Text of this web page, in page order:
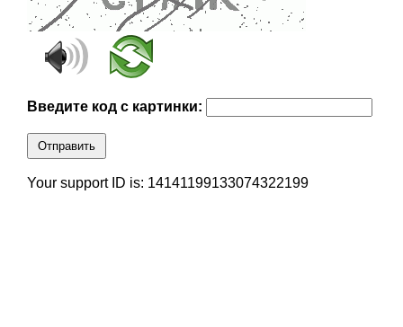
Введите код с картинки:
Отправить
Your support ID is: 14141199133074322199